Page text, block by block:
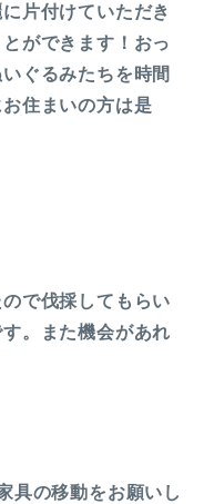
片付けていただき
ができます！おっ
ぐるみたちを時間
住まいの方は是
で伐採してもらい
。また機会があれ
具の移動をお願いし